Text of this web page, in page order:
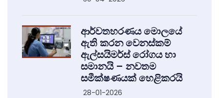
ආර්වතහරණය මොලයේ
ඇති කරන වෙනස්කම්
ඇල්සයිමර්ස් රෝගය හා
සමානයි – නවතම
සමීක්ෂණයක් හෙළිකරයි
28-01-2026